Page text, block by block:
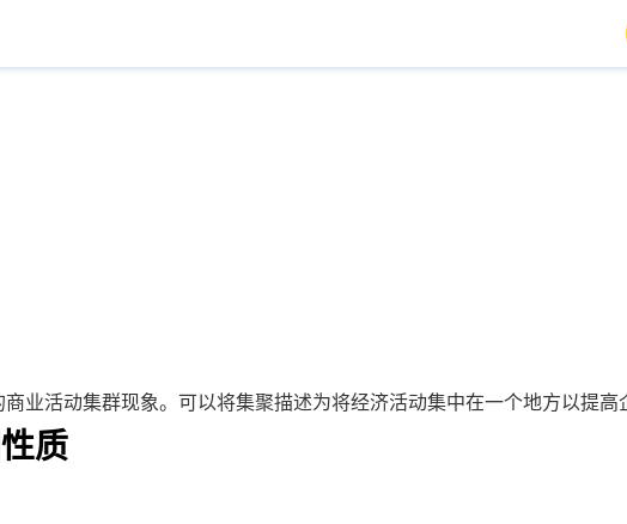
业活动集群现象。可以将集聚描述为将经济活动集中在一个地方以提高
质